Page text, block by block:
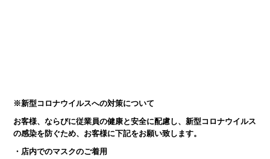
※新型コロナウイルスへの対策について
お客様、ならびに従業員の健康と安全に配慮し、新型コロナウイルス
の感染を防ぐため、お客様に下記をお願い致します。
・店内でのマスクのご着用